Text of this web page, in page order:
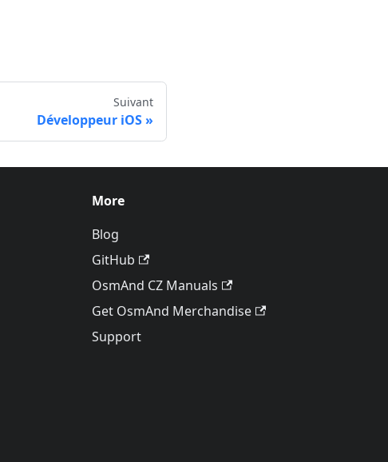
Suivant
Développeur iOS
More
Blog
GitHub
OsmAnd CZ Manuals
Get OsmAnd Merchandise
Support